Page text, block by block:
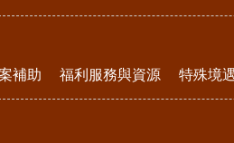
補助 福利服務與資源 特殊境